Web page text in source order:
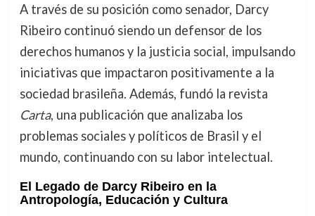
A través de su posición como senador, Darcy
Ribeiro continuó siendo un defensor de los
derechos humanos y la justicia social, impulsando
iniciativas que impactaron positivamente a la
sociedad brasileña. Además, fundó la revista
Carta, una publicación que analizaba los
problemas sociales y políticos de Brasil y el
mundo, continuando con su labor intelectual.
El Legado de Darcy Ribeiro en la
Antropología, Educación y Cultura